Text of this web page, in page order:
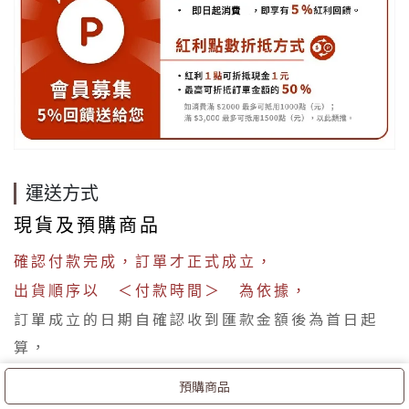
預購商品
運送方式
現貨及預購商品
確認付款完成，訂單才正式成立，
出貨順序以 ＜付款時間＞ 為依據，
訂單成立的日期自確認收到匯款金額後為首日起
算，
現貨商品，約1-2個工作天會將您的商品整理好出